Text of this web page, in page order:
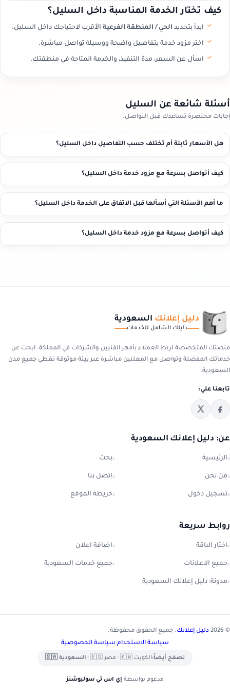
كيف تختار الخدمة المناسبة داخل السليل؟
ابدأ بتحديد الحي / المنطقة الفرعية الأقرب لاحتياجك داخل السليل.
اختر مزود خدمة بتفاصيل واضحة ووسيلة تواصل مباشرة.
اسأل عن السعر، مدة التنفيذ، والخدمة المتاحة في منطقتك.
أسئلة شائعة عن السليل
إجابات مختصرة تساعدك قبل التواصل.
هل الأسعار ثابتة أم تختلف حسب التفاصيل داخل السليل؟
كيف أتواصل بسرعة مع مزود خدمة داخل السليل؟
ما أهم الأسئلة التي أسألها قبل الاتفاق على الخدمة داخل السليل؟
كيف أتواصل بسرعة مع مزود خدمة داخل السليل؟
دليل إعلانك السعودية
دليلك الشامل للخدمات
منصتك المتخصصة لربط العملاء بأمهر الفنيين والشركات في المملكة. ابحث عن
خدماتك المفضلة وتواصل مع المعلنين مباشرة عبر بيئة موثوقة تغطي جميع مدن
السعودية.
تابعنا علي:
عن: دليل إعلانك السعودية
الرئيسية بحث
من نحن اتصل بنا
تسجيل دخول خريطة الموقع
روابط سريعة
اختار الباقة اضافة اعلان
جميع الاعلانات جميع خدمات السعودية
مدونة: دليل إعلانك السعودية
© 2026 دليل إعلانك. جميع الحقوق محفوظة.
سياسة الاستخدام سياسة الخصوصية
تصفح أيضاً:الكويت 🇰🇼 • مصر 🇪🇬 • السعودية 🇸🇦
مدعوم بواسطة إي اس تي سوليوشنز